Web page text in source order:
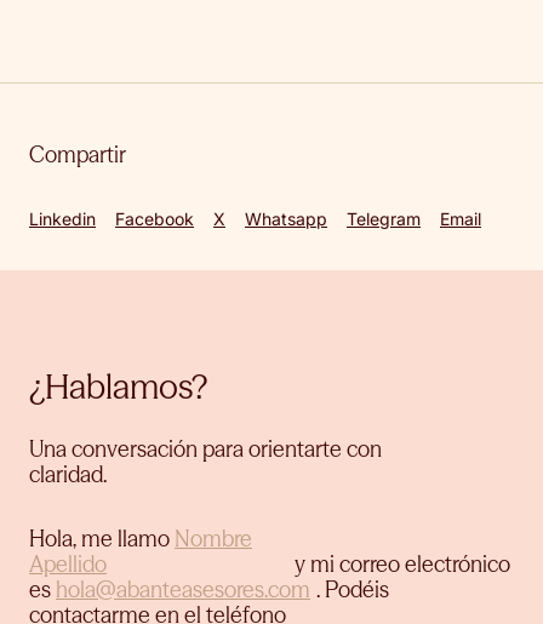
Compartir
Linkedin Facebook X Whatsapp Telegram Email
¿Hablamos?
Una conversación para orientarte con
claridad.
Hola, me llamo
y mi correo electrónico
es
. Podéis
contactarme en el teléfono